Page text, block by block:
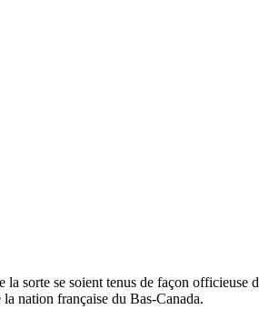
sorte se soient tenus de façon officieuse
nation française du Bas-Canada.